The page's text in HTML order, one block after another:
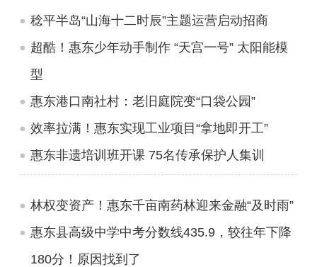
稔平半岛“山海十二时辰”主题运营启动招商
超酷！惠东少年动手制作 “天宫一号” 太阳能模
型
惠东港口南社村：老旧庭院变“口袋公园”
效率拉满！惠东实现工业项目“拿地即开工”
惠东非遗培训班开课 75名传承保护人集训
林权变资产！惠东千亩南药林迎来金融“及时雨”
惠东县高级中学中考分数线435.9，较往年下降
180分！原因找到了